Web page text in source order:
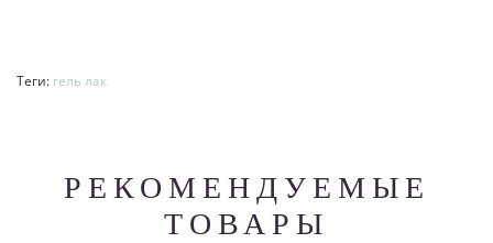
Теги: гель лак
РЕКОМЕНДУЕМЫЕ
ТОВАРЫ